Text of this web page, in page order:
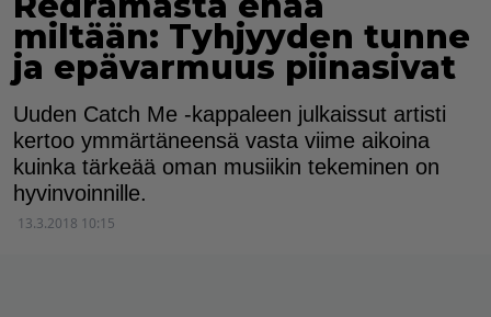
miltään: Tyhjyyden tunne
ja epävarmuus piinasivat
Uuden Catch Me -kappaleen julkaissut artisti
kertoo ymmärtäneensä vasta viime aikoina
kuinka tärkeää oman musiikin tekeminen on
hyvinvoinnille.
13.3.2018 10:15